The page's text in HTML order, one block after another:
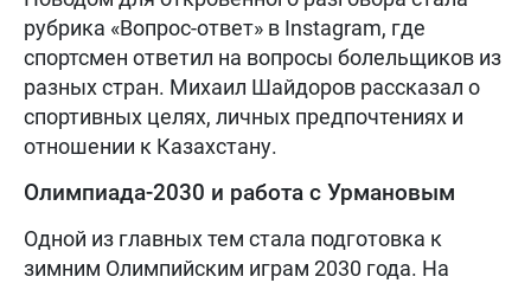
рубрика «Вопрос-ответ» в Instagram, где
спортсмен ответил на вопросы болельщиков из
разных стран. Михаил Шайдоров рассказал о
спортивных целях, личных предпочтениях и
отношении к Казахстану.
Олимпиада-2030 и работа с Урмановым
Одной из главных тем стала подготовка к
зимним Олимпийским играм 2030 года. На